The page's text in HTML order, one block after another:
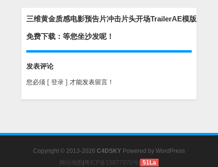
三维黄金质感电影预告片冲击片头开场TrailerAE模版
免费下载：等您坐沙发呢！
发表评论
您必须 [ 登录 ] 才能发表留言！
Copyright © 2013-2026 C4DSKY Powered by WordPress
网站地图
粤ICP备15077970号 51La